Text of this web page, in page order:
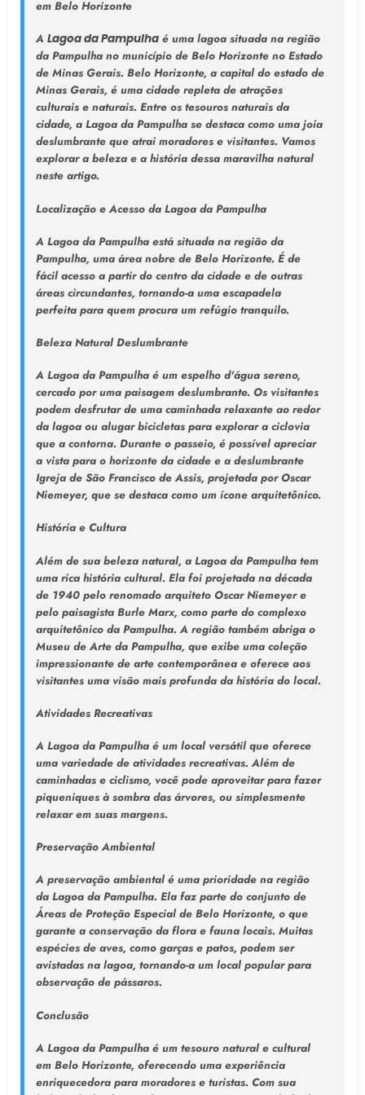
em Belo Horizonte
A Lagoa da Pampulha é uma lagoa situada na região
da Pampulha no município de Belo Horizonte no Estado
de Minas Gerais. Belo Horizonte, a capital do estado de
Minas Gerais, é uma cidade repleta de atrações
culturais e naturais. Entre os tesouros naturais da
cidade, a Lagoa da Pampulha se destaca como uma joia
deslumbrante que atrai moradores e visitantes. Vamos
explorar a beleza e a história dessa maravilha natural
neste artigo.
Localização e Acesso da Lagoa da Pampulha
A Lagoa da Pampulha está situada na região da
Pampulha, uma área nobre de Belo Horizonte. É de
fácil acesso a partir do centro da cidade e de outras
áreas circundantes, tornando-a uma escapadela
perfeita para quem procura um refúgio tranquilo.
Beleza Natural Deslumbrante
A Lagoa da Pampulha é um espelho d'água sereno,
cercado por uma paisagem deslumbrante. Os visitantes
podem desfrutar de uma caminhada relaxante ao redor
da lagoa ou alugar bicicletas para explorar a ciclovia
que a contorna. Durante o passeio, é possível apreciar
a vista para o horizonte da cidade e a deslumbrante
Igreja de São Francisco de Assis, projetada por Oscar
Niemeyer, que se destaca como um ícone arquitetônico.
História e Cultura
Além de sua beleza natural, a Lagoa da Pampulha tem
uma rica história cultural. Ela foi projetada na década
de 1940 pelo renomado arquiteto Oscar Niemeyer e
pelo paisagista Burle Marx, como parte do complexo
arquitetônico da Pampulha. A região também abriga o
Museu de Arte da Pampulha, que exibe uma coleção
impressionante de arte contemporânea e oferece aos
visitantes uma visão mais profunda da história do local.
Atividades Recreativas
A Lagoa da Pampulha é um local versátil que oferece
uma variedade de atividades recreativas. Além de
caminhadas e ciclismo, você pode aproveitar para fazer
piqueniques à sombra das árvores, ou simplesmente
relaxar em suas margens.
Preservação Ambiental
A preservação ambiental é uma prioridade na região
da Lagoa da Pampulha. Ela faz parte do conjunto de
Áreas de Proteção Especial de Belo Horizonte, o que
garante a conservação da flora e fauna locais. Muitas
espécies de aves, como garças e patos, podem ser
avistadas na lagoa, tornando-a um local popular para
observação de pássaros.
Conclusão
A Lagoa da Pampulha é um tesouro natural e cultural
em Belo Horizonte, oferecendo uma experiência
enriquecedora para moradores e turistas. Com sua